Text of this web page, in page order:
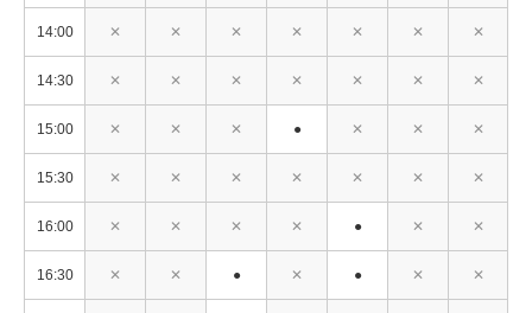
14:00 ✕ ✕ ✕ ✕ ✕ ✕ ✕
14:30 ✕ ✕ ✕ ✕ ✕ ✕ ✕
15:00 ✕ ✕ ✕ ● ✕ ✕ ✕
15:30 ✕ ✕ ✕ ✕ ✕ ✕ ✕
16:00 ✕ ✕ ✕ ✕ ● ✕ ✕
16:30 ✕ ✕ ● ✕ ● ✕ ✕